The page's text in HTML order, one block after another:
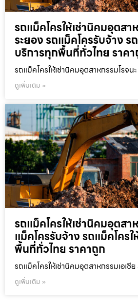
รถแม็คโครให้เช่านิคมอุตสา
ระยอง รถแม็คโครรับจ้าง ร
บริการทุกพื้นที่ทั่วไทย ราค
รถแม็คโครให้เช่านิคมอุตสาหกรรมโรจน
ดูเพิ่มเติม »
รถแม็คโครให้เช่านิคมอุตสา
แม็คโครรับจ้าง รถแม็คโคร
พื้นที่ทั่วไทย ราคาถูก
รถแม็คโครให้เช่านิคมอุตสาหกรรมเอเชีย
ดูเพิ่มเติม »